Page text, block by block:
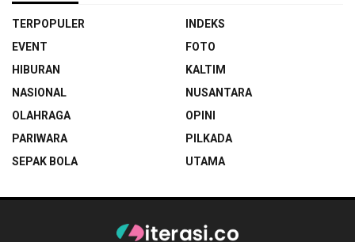
TERPOPULER
INDEKS
EVENT
FOTO
HIBURAN
KALTIM
NASIONAL
NUSANTARA
OLAHRAGA
OPINI
PARIWARA
PILKADA
SEPAK BOLA
UTAMA